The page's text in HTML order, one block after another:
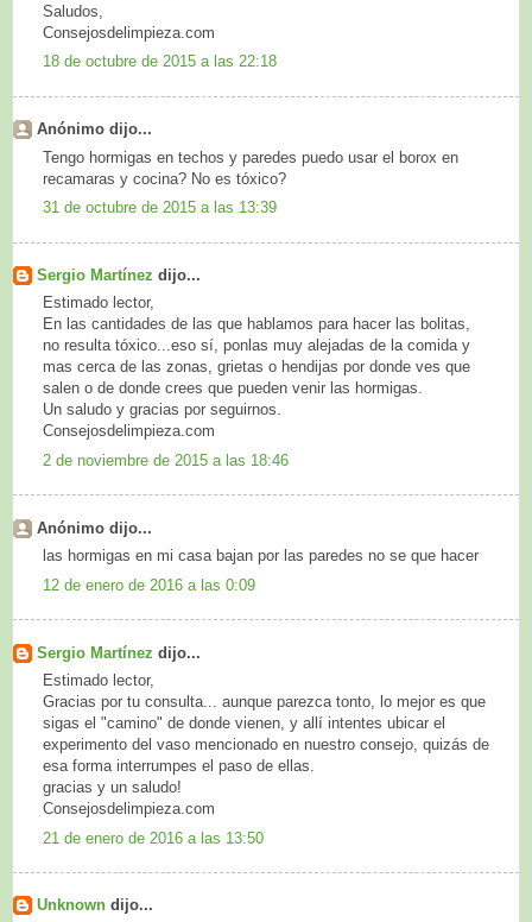
Saludos,
Consejosdelimpieza.com
18 de octubre de 2015 a las 22:18
Anónimo dijo...
Tengo hormigas en techos y paredes puedo usar el borox en
recamaras y cocina? No es tóxico?
31 de octubre de 2015 a las 13:39
Sergio Martínez dijo...
Estimado lector,
En las cantidades de las que hablamos para hacer las bolitas,
no resulta tóxico...eso sí, ponlas muy alejadas de la comida y
mas cerca de las zonas, grietas o hendijas por donde ves que
salen o de donde crees que pueden venir las hormigas.
Un saludo y gracias por seguirnos.
Consejosdelimpieza.com
2 de noviembre de 2015 a las 18:46
Anónimo dijo...
las hormigas en mi casa bajan por las paredes no se que hacer
12 de enero de 2016 a las 0:09
Sergio Martínez dijo...
Estimado lector,
Gracias por tu consulta... aunque parezca tonto, lo mejor es que
sigas el "camino" de donde vienen, y allí intentes ubicar el
experimento del vaso mencionado en nuestro consejo, quizás de
esa forma interrumpes el paso de ellas.
gracias y un saludo!
Consejosdelimpieza.com
21 de enero de 2016 a las 13:50
Unknown dijo...